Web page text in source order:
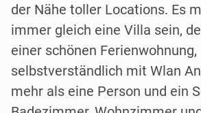
der Nähe toller Locations. Es
immer gleich eine Villa sein,
einer schönen Ferienwohnung,
selbstverständlich mit Wlan
mehr als eine Person und ein